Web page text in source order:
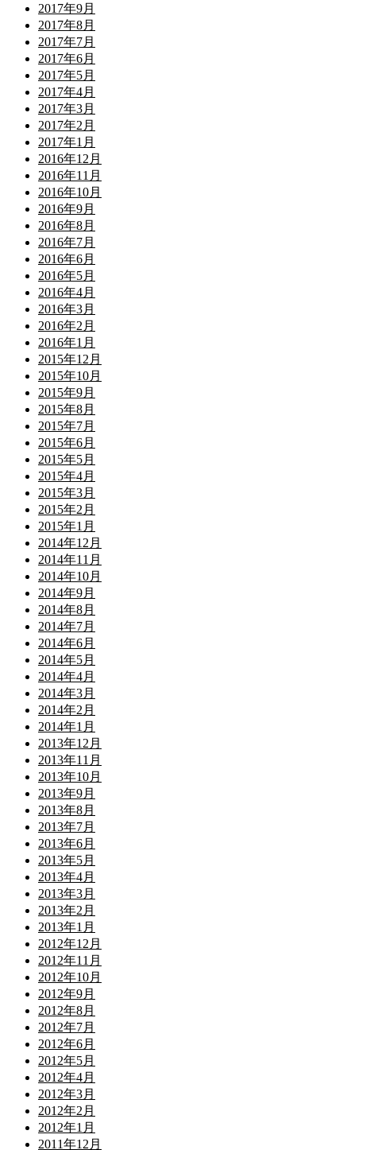
2017年9月
2017年8月
2017年7月
2017年6月
2017年5月
2017年4月
2017年3月
2017年2月
2017年1月
2016年12月
2016年11月
2016年10月
2016年9月
2016年8月
2016年7月
2016年6月
2016年5月
2016年4月
2016年3月
2016年2月
2016年1月
2015年12月
2015年10月
2015年9月
2015年8月
2015年7月
2015年6月
2015年5月
2015年4月
2015年3月
2015年2月
2015年1月
2014年12月
2014年11月
2014年10月
2014年9月
2014年8月
2014年7月
2014年6月
2014年5月
2014年4月
2014年3月
2014年2月
2014年1月
2013年12月
2013年11月
2013年10月
2013年9月
2013年8月
2013年7月
2013年6月
2013年5月
2013年4月
2013年3月
2013年2月
2013年1月
2012年12月
2012年11月
2012年10月
2012年9月
2012年8月
2012年7月
2012年6月
2012年5月
2012年4月
2012年3月
2012年2月
2012年1月
2011年12月